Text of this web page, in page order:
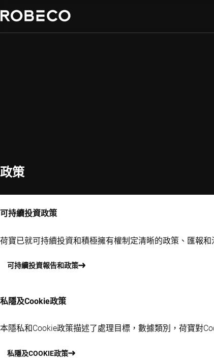
政策
可持續投資政策
荷寶已就可持續投資和積極擁有權制定清晰的政策、匯報
可持續投資報告和政策
私隱及Cookie政策
本隱私和Cookie政策描述了處理目標，數據類別，荷寶對
私隱及COOKIE政策